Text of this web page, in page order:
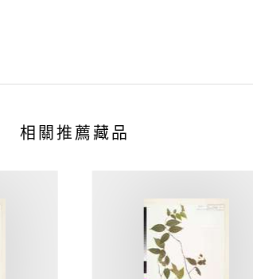
相關推薦藏品